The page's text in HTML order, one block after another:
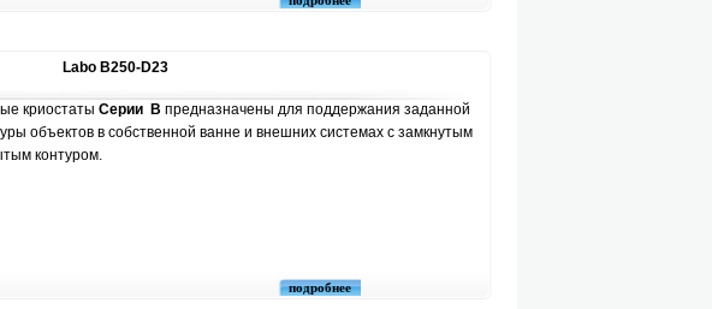
Labo B250-D23
криостатыСерии В предназначены для поддержания заданной
объектов в собственной ванне и внешних системах с замкнутым
контуром.
подробнее